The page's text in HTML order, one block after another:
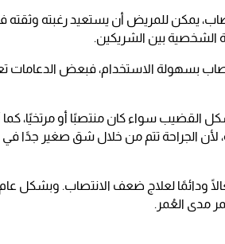
يمكن للمريض أن يستعيد رغبته وثقته
الشخصية بين الشريكين.
بسهولة الاستخدام، فبعض الدعامات
القضيب سواء كان منتصبًا أو مرتخيًا، كما
لأن الجراحة تتم من خلال شق صغير جدًا
ودائمًا لعلاج ضعف الانتصاب. وبشكل
مدى العُمر.